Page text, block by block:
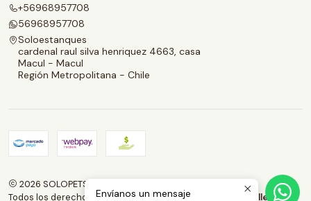
+56968957708
56968957708
Soloestanques
cardenal raul silva henriquez 4663, casa
Macul - Macul
Región Metropolitana - Chile
2026 SOLOPETS.CL.
Todos los derechos reservados.Desarrollado por Jumpseller
Envíanos un mensaje